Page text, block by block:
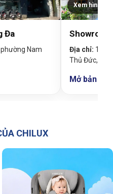
Đa
Nam
Xem hình
Địa chỉ: 19
Thủ Đức,
Mở bản đồ
CHILUX